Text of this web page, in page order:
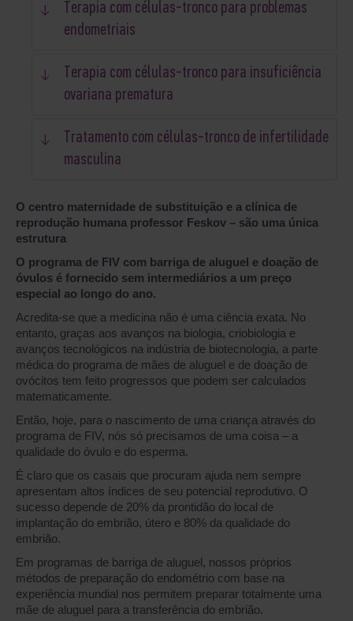
Terapia com células-tronco para problemas
endometriais
Terapia com células-tronco para insuficiência
ovariana prematura
Tratamento com células-tronco de infertilidade
masculina
O centro maternidade de substituição e a clínica de
reprodução humana professor Feskov – são uma única
estrutura
O programa de FIV com barriga de aluguel e doação de
óvulos é fornecido sem intermediários a um preço
especial ao longo do ano.
Acredita-se que a medicina não é uma ciência exata. No
entanto, graças aos avanços na biologia, criobiologia e
avanços tecnológicos na indústria de biotecnologia, a parte
médica do programa de mães de aluguel e de doação de
ovócitos tem feito progressos que podem ser calculados
matematicamente.
Então, hoje, para o nascimento de uma criança através do
programa de FIV, nós só precisamos de uma coisa – a
qualidade do óvulo e do esperma.
É claro que os casais que procuram ajuda nem sempre
apresentam altos índices de seu potencial reprodutivo. O
sucesso depende de 20% da prontidão do local de
implantação do embrião, útero e 80% da qualidade do
embrião.
Em programas de barriga de aluguel, nossos próprios
métodos de preparação do endométrio com base na
experiência mundial nos permitem preparar totalmente uma
mãe de aluguel para a transferência do embrião.